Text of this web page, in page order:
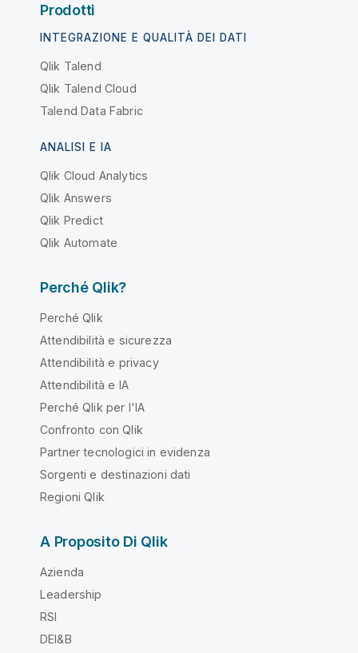
Prodotti
INTEGRAZIONE E QUALITÀ DEI DATI
Qlik Talend
Qlik Talend Cloud
Talend Data Fabric
ANALISI E IA
Qlik Cloud Analytics
Qlik Answers
Qlik Predict
Qlik Automate
Perché Qlik?
Perché Qlik
Attendibilità e sicurezza
Attendibilità e privacy
Attendibilità e IA
Perché Qlik per l'IA
Confronto con Qlik
Partner tecnologici in evidenza
Sorgenti e destinazioni dati
Regioni Qlik
A Proposito Di Qlik
Azienda
Leadership
RSI
DEI&B